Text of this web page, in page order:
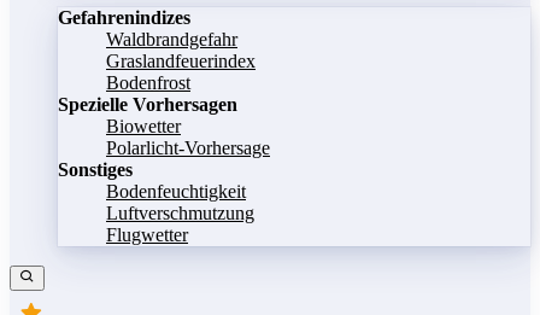
Gefahrenindizes
Waldbrandgefahr
Graslandfeuerindex
Bodenfrost
Spezielle Vorhersagen
Biowetter
Polarlicht-Vorhersage
Sonstiges
Bodenfeuchtigkeit
Luftverschmutzung
Flugwetter